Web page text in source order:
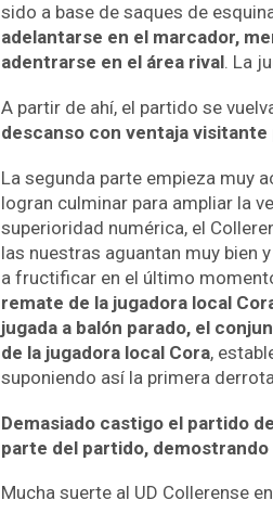
sido a base de saques de
adelantarse en el marcador,
adentrarse en el área rival. La
A partir de ahí, el partido se
descanso con ventaja visitante
La segunda parte empieza muy
logran culminar para ampliar la
superioridad numérica, el
las nuestras aguantan muy bien
a fructificar en el último
remate de la jugadora local
jugada a balón parado, el
de la jugadora local Cora,
suponiendo así la primera
Demasiado castigo el partido
parte del partido,
Mucha suerte al UD Collerense